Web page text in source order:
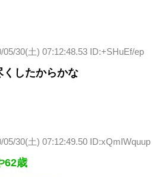
05/30(土) 07:12:48.53 ID:+SHuEf/ep
したからかな
05/30(土) 07:12:49.50 ID:xQmIWquup
62歳